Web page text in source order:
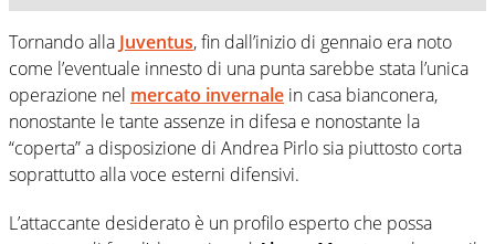
Tornando alla Juventus, fin dall’inizio di gennaio era noto
come l’eventuale innesto di una punta sarebbe stata l’unica
operazione nel mercato invernale in casa bianconera,
nonostante le tante assenze in difesa e nonostante la
“coperta” a disposizione di Andrea Pirlo sia piuttosto corta
soprattutto alla voce esterni difensivi.
L’attaccante desiderato è un profilo esperto che possa